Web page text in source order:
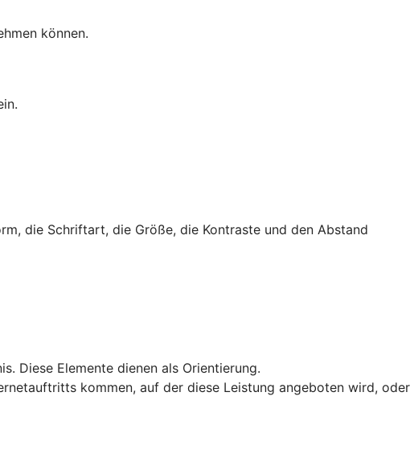
können.
die Schriftart, die Größe, die Kontraste und den Abstand
Diese Elemente dienen als Orientierung.
kommen, auf der diese Leistung angeboten wird, oder